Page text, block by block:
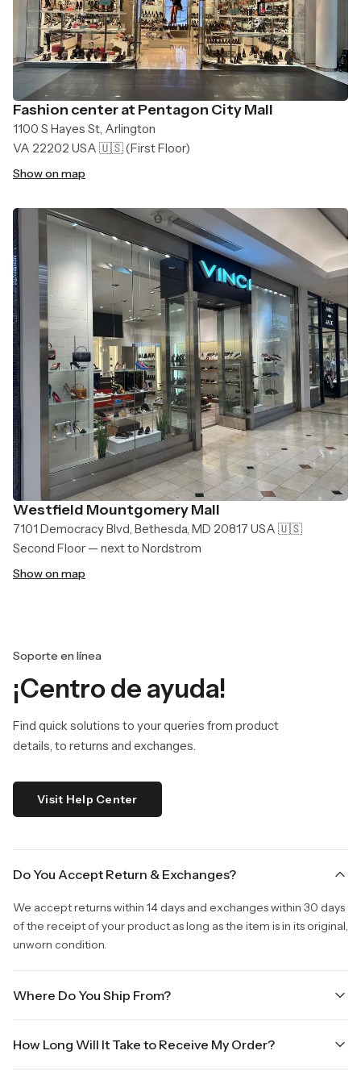
Fashion center at Pentagon City Mall
1100 S Hayes St, Arlington
VA 22202 USA 🇺🇸(First Floor)
Show on map
Westfield Mountgomery Mall
7101 Democracy Blvd, Bethesda, MD 20817 USA 🇺🇸
Second Floor — next to Nordstrom
Show on map
Soporte en línea
¡Centro de ayuda!
Find quick solutions to your queries from product
details, to returns and exchanges.
Visit Help Center
Do You Accept Return & Exchanges?
We accept returns within 14 days and exchanges within 30 days
of the receipt of your product as long as the item is in its original,
unworn condition.
Where Do You Ship From?
How Long Will It Take to Receive My Order?